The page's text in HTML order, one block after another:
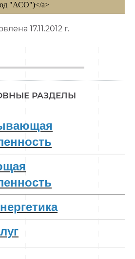
"АСО")</a>
17.11.2012 г.
РАЗДЕЛЫ